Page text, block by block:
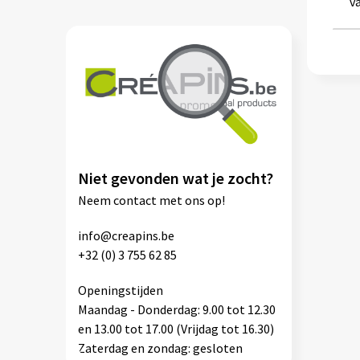
Niet gevonden wat je zocht?
Neem contact met ons op!
info@creapins.be
+32 (0) 3 755 62 85
Openingstijden
Maandag - Donderdag: 9.00 tot 12.30
en 13.00 tot 17.00 (Vrijdag tot 16.30)
Zaterdag en zondag: gesloten